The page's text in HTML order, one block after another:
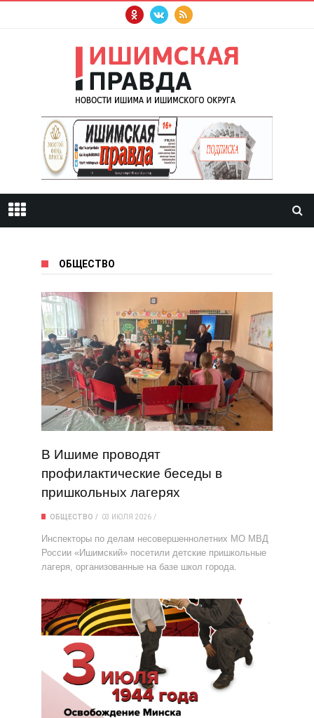
ОБЩЕСТВО
В Ишиме проводят
профилактические беседы в
пришкольных лагерях
ОБЩЕСТВО 03 ИЮЛЯ 2026
Инспекторы по делам несовершеннолетних МО МВД
России «Ишимский» посетили детские пришкольные
лагеря, организованные на базе школ города.